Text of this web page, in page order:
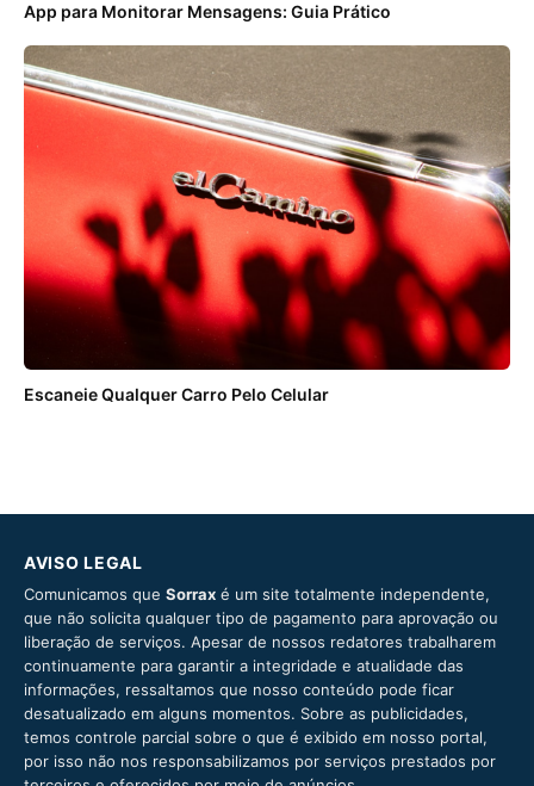
App para Monitorar Mensagens: Guia Prático
Escaneie Qualquer Carro Pelo Celular
AVISO LEGAL
Comunicamos que Sorrax é um site totalmente independente,
que não solicita qualquer tipo de pagamento para aprovação ou
liberação de serviços. Apesar de nossos redatores trabalharem
continuamente para garantir a integridade e atualidade das
informações, ressaltamos que nosso conteúdo pode ficar
desatualizado em alguns momentos. Sobre as publicidades,
temos controle parcial sobre o que é exibido em nosso portal,
por isso não nos responsabilizamos por serviços prestados por